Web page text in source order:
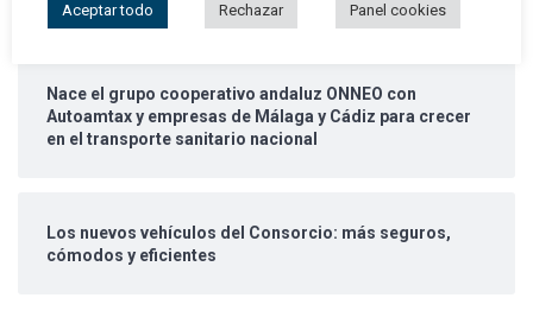
Nace el grupo cooperativo andaluz ONNEO con
Autoamtax y empresas de Málaga y Cádiz para crecer
en el transporte sanitario nacional
Los nuevos vehículos del Consorcio: más seguros,
cómodos y eficientes
Aceptar todo Rechazar Panel cookies